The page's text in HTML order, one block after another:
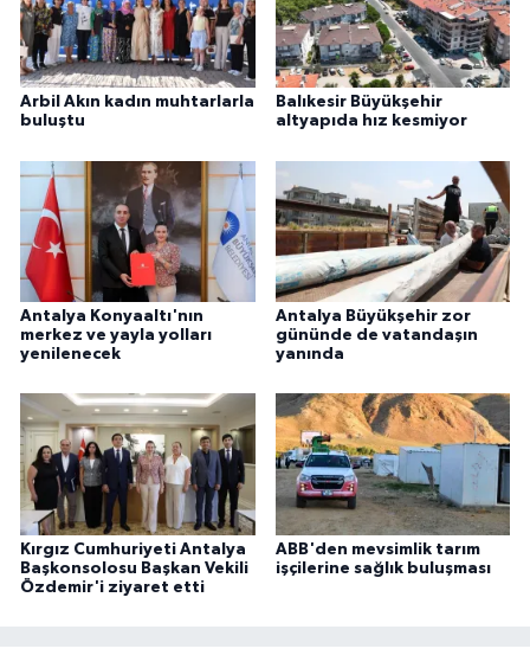
Arbil Akın kadın muhtarlarla
buluştu
Balıkesir Büyükşehir
altyapıda hız kesmiyor
Antalya Konyaaltı'nın
merkez ve yayla yolları
yenilenecek
Antalya Büyükşehir zor
gününde de vatandaşın
yanında
Kırgız Cumhuriyeti Antalya
Başkonsolosu Başkan Vekili
Özdemir'i ziyaret etti
ABB'den mevsimlik tarım
işçilerine sağlık buluşması